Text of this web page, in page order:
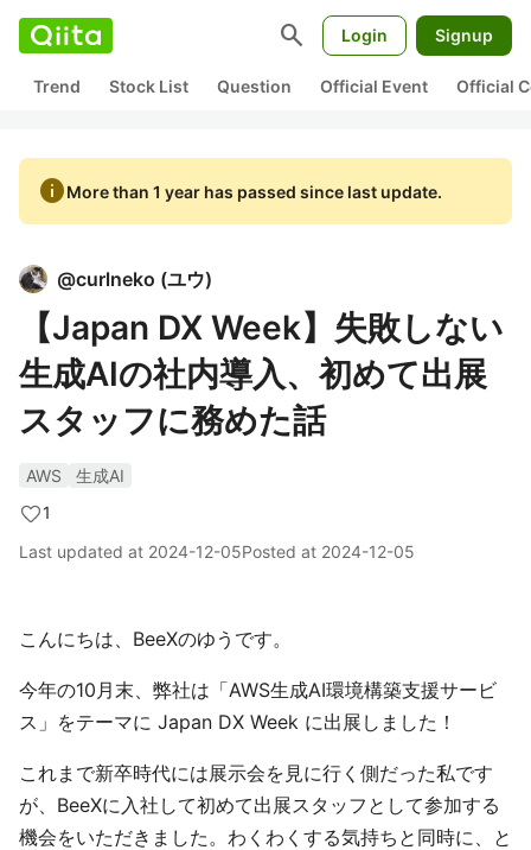
search Login Signup
Trend Stock List Question Official Event Official
infoMore than 1 year has passed since last update.
@curlneko (ユウ)
【Japan DX Week】失敗しない
生成AIの社内導入、初めて出展
スタッフに務めた話
AWS
生成AI
1
Last updated at 2024-12-05Posted at 2024-12-05
こんにちは、BeeXのゆうです。
今年の10月末、弊社は「AWS生成AI環境構築支援サービ
ス」をテーマに Japan DX Week に出展しました！
これまで新卒時代には展示会を見に行く側だった私です
が、BeeXに入社して初めて出展スタッフとして参加する
機会をいただきました。わくわくする気持ちと同時に、と